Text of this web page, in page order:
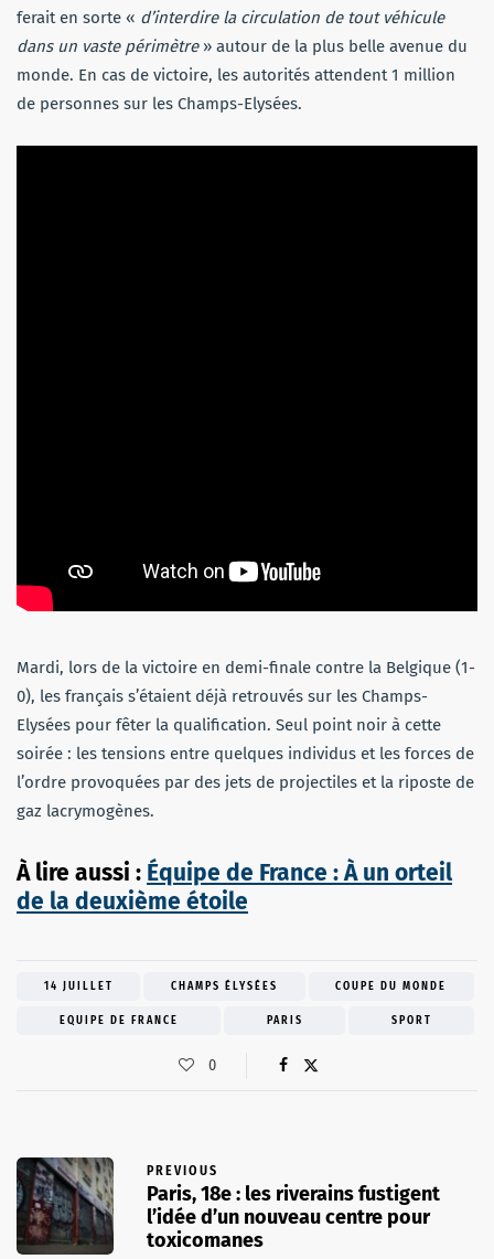
ferait en sorte « d’interdire la circulation de tout véhicule
dans un vaste périmètre» autour de la plus belle avenue du
monde. En cas de victoire, les autorités attendent 1 million
de personnes sur les Champs-Elysées.
Mardi, lors de la victoire en demi-finale contre la Belgique (1-
0), les français s’étaient déjà retrouvés sur les Champs-
Elysées pour fêter la qualification. Seul point noir à cette
soirée : les tensions entre quelques individus et les forces de
l’ordre provoquées par des jets de projectiles et la riposte de
gaz lacrymogènes.
À lire aussi : Équipe de France : À un orteil
de la deuxième étoile
14 JUILLET CHAMPS ÉLYSÉES COUPE DU MONDE
EQUIPE DE FRANCE PARIS SPORT
0
PREVIOUS
Paris, 18e : les riverains fustigent
l’idée d’un nouveau centre pour
toxicomanes